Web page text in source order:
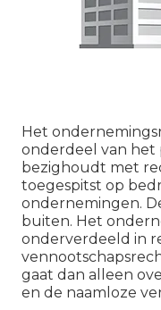
Het
onderdeel van het
bezighoudt met
toegespitst op
ondernemingen.
buiten. Het
onderverdeeld in
gaat dan alleen
en de naamloze